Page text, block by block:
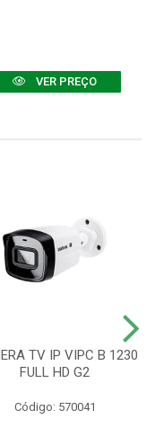
VER PREÇO
TV IP VIPC B 1230
FULL HD G2
Código: 570041